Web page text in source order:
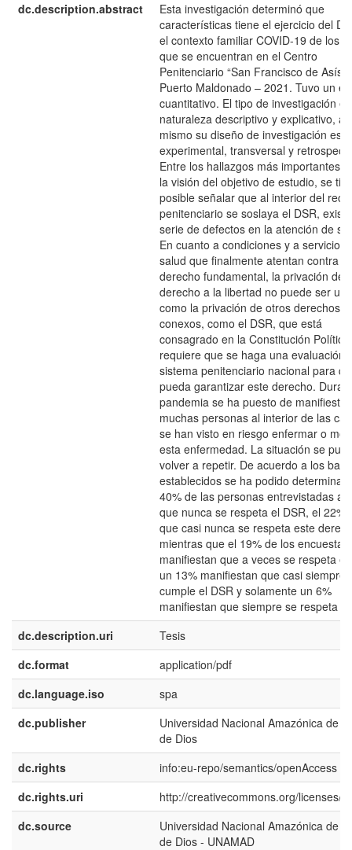
dc.description.abstract
Esta investigación determinó que
características tiene el ejercicio del
el contexto familiar COVID-19 de los
que se encuentran en el Centro
Penitenciario “San Francisco de Asís”
Puerto Maldonado – 2021. Tuvo un
cuantitativo. El tipo de investigación
naturaleza descriptivo y explicativo,
mismo su diseño de investigación es
experimental, transversal y
Entre los hallazgos más importantes
la visión del objetivo de estudio, se
posible señalar que al interior del
penitenciario se soslaya el DSR,
serie de defectos en la atención de
En cuanto a condiciones y a servicios
salud que finalmente atentan contra
derecho fundamental, la privación del
derecho a la libertad no puede ser
como la privación de otros derechos
conexos, como el DSR, que está
consagrado en la Constitución
requiere que se haga una evaluación
sistema penitenciario nacional para
pueda garantizar este derecho.
pandemia se ha puesto de manifiesto
muchas personas al interior de las
se han visto en riesgo enfermar o
esta enfermedad. La situación se
volver a repetir. De acuerdo a los
establecidos se ha podido determinar
40% de las personas entrevistadas
que nunca se respeta el DSR, el 22%
que casi nunca se respeta este
mientras que el 19% de los
manifiestan que a veces se respeta el
un 13% manifiestan que casi siempre
cumple el DSR y solamente un 6%
manifiestan que siempre se respeta
dc.description.uri
Tesis
dc.format
application/pdf
dc.language.iso
spa
dc.publisher
Universidad Nacional Amazónica de
de Dios
dc.rights
info:eu-repo/semantics/openAccess
dc.rights.uri
http://creativecommons.org/licenses/
dc.source
Universidad Nacional Amazónica de
de Dios - UNAMAD